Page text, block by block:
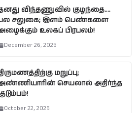
விந்தணுவில் குழந்தை….
சலுகை; இளம் பெண்களை
உலகப் பிரபலம்!
December 26, 2025
மறுப்பு;
செயலால் அதிர்ந்த
October 22, 2025